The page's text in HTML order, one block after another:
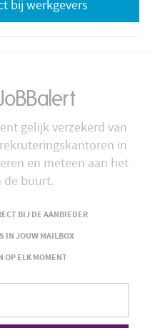
bij werkgevers
gelijk verzekerd van
in
en meteen aan het
de buurt.
BIJ DE AANBIEDER
IN JOUW MAILBOX
OP ELK MOMENT